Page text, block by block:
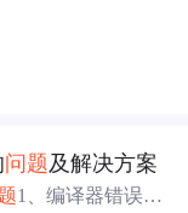
问题及解决方案
1、编译器错误信